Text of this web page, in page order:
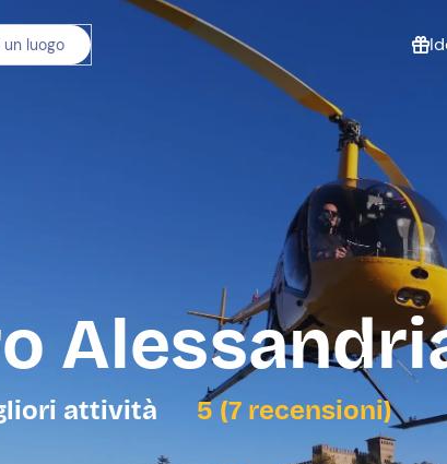
un luogo
Gift Card Freedome
Un regalo digitale che
lascia la libertà di
scegliere esperienze
outdoor in tutta Italia.
Regala una Gift Card
attività 5 (7 recensioni)